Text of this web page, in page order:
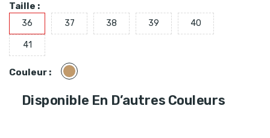
Taille :
36 37 38 39 40
41
Couleur : Camel
Disponible En D’autres Couleurs